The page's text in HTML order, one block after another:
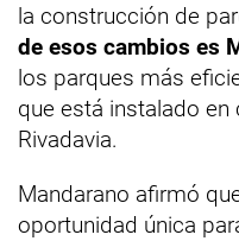
la construcción de
de esos cambios es
los parques más
que está instalado
Rivadavia.
Mandarano afirmó
oportunidad única